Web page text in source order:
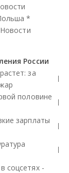
*
Новости
России
за
половине
зарплаты
соцсетях -